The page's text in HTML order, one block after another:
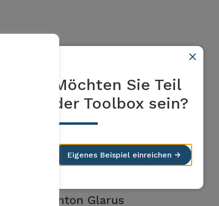
Möchten Sie Teil
der Toolbox sein?
Eigenes Beispiel einreichen
Winterthur
Förderaktion für sparsame
Mehr erfahren
Kanton Glarus